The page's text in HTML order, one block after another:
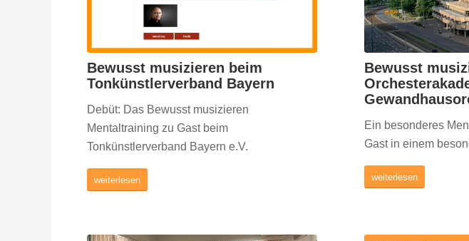
Bewusst musizieren beim
Tonkünstlerverband Bayern
Debüt: Das Bewusst musizieren
Mentaltraining zu Gast beim
Tonkünstlerverband Bayern e.V.
weiterlesen
Bewusst
Ein besonderes
Gast in einem
weiterlesen